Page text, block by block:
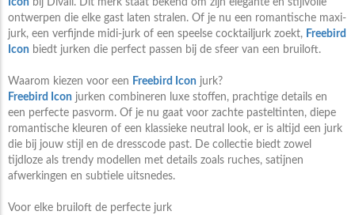
Icon bij Divali. Dit merk staat bekend om zijn elegante en stijlvolle
ontwerpen die elke gast laten stralen. Of je nu een romantische maxi-
jurk, een verfijnde midi-jurk of een speelse cocktailjurk zoekt, Freebird
Icon biedt jurken die perfect passen bij de sfeer van een bruiloft.
Waarom kiezen voor een Freebird Icon jurk?
Freebird Icon jurken combineren luxe stoffen, prachtige details en
een perfecte pasvorm. Of je nu gaat voor zachte pasteltinten, diepe
romantische kleuren of een klassieke neutral look, er is altijd een jurk
die bij jouw stijl en de dresscode past. De collectie biedt zowel
tijdloze als trendy modellen met details zoals ruches, satijnen
afwerkingen en subtiele uitsnedes.
Voor elke bruiloft de perfecte jurk